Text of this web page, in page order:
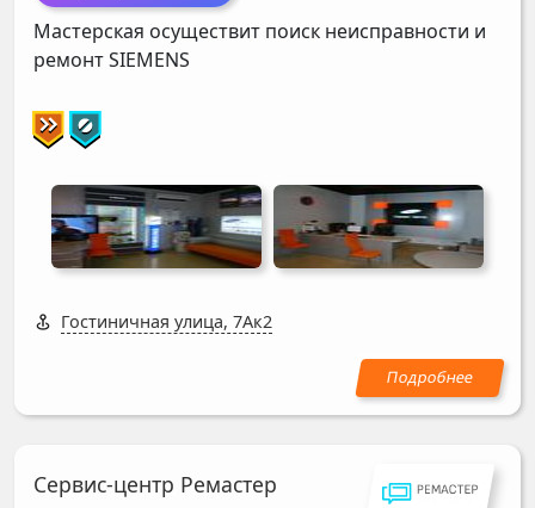
Мастерская осуществит поиск неисправности и
ремонтSIEMENS
Гостиничная улица, 7Ак2
Сервис-центр Ремастер